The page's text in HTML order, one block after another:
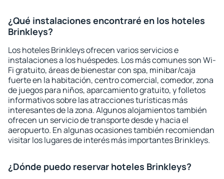
¿Qué instalaciones encontraré en los hoteles
Brinkleys?
Los hoteles Brinkleys ofrecen varios servicios e
instalaciones a los huéspedes. Los más comunes son Wi-
Fi gratuito, áreas de bienestar con spa, minibar/caja
fuerte en la habitación, centro comercial, comedor, zona
de juegos para niños, aparcamiento gratuito, y folletos
informativos sobre las atracciones turísticas más
interesantes de la zona. Algunos alojamientos también
ofrecen un servicio de transporte desde y hacia el
aeropuerto. En algunas ocasiones también recomiendan
visitar los lugares de interés más importantes Brinkleys.
¿Dónde puedo reservar hoteles Brinkleys?